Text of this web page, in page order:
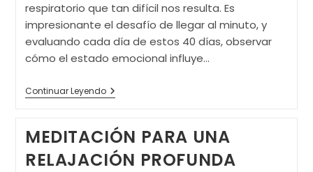
respiratorio que tan difícil nos resulta. Es
impresionante el desafío de llegar al minuto, y
evaluando cada día de estos 40 días, observar
cómo el estado emocional influye…
Continuar LeyendoCIRCULO
MUJER
LUZ
(II)
♥
MEDITACIÓN PARA UNA
RELAJACIÓN PROFUNDA